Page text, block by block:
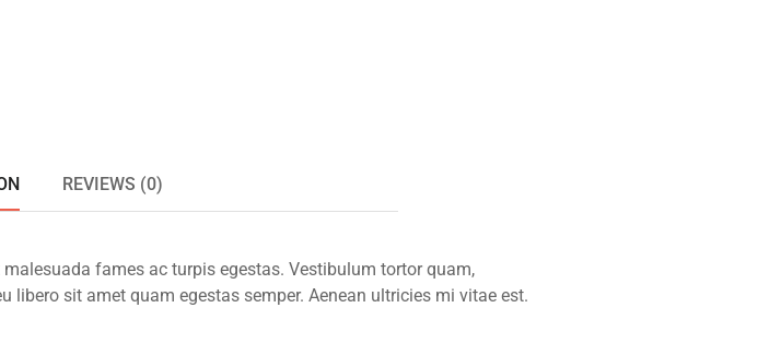
REVIEWS (0)
fames ac turpis egestas. Vestibulum tortor quam,
libero sit amet quam egestas semper. Aenean ultricies mi vitae est.